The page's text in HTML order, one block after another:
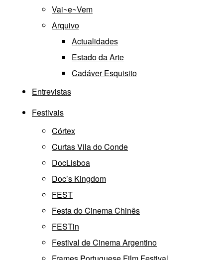
Vai~e~Vem
Arquivo
Actualidades
Estado da Arte
Cadáver Esquisito
Entrevistas
Festivais
Córtex
Curtas Vila do Conde
DocLisboa
Doc’s Kingdom
FEST
Festa do Cinema Chinês
FESTin
Festival de Cinema Argentino